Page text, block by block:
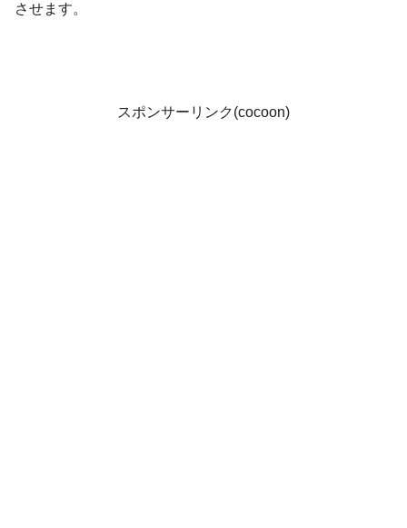
させます。
スポンサーリンク(cocoon)